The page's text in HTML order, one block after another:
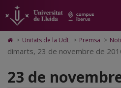
23
de
novembre
de
2010
pàgina
principal.
Universitat
Lleida
contingut
principal
Mapa
Web.
Universitat
Cerca
Accessibilitat.
Universitat
Lleida
Icono
de
Home
ir
a
> Unitats de la UdL > Premsa >
dimarts, 23 de novembre de
23 de